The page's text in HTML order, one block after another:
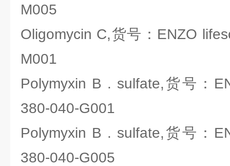
M005
Oligomycin C,货号：ENZO
M001
Polymyxin B . sulfate,货号：
380-040-G001
Polymyxin B . sulfate,货号：
380-040-G005